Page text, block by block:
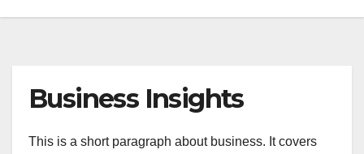
Business Insights
This is a short paragraph about business. It covers